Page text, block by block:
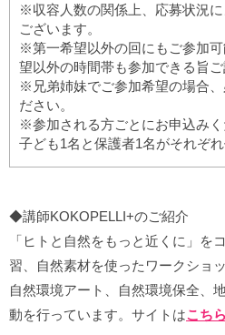
※収容人数の関係上、応募状況
ございます。
※第一希望以外の回にもご参加
望以外の時間帯も参加できる旨ご
※兄弟姉妹でご参加希望の場合
ださい。
※参加される方ごとにお申込み
子ども1名と保護者1名がそれぞ
◆講師KOKOPELLI+のご紹介
「ヒトと自然をもっと近くに」を
習、自然素材を使ったワークショ
自然環境アート、自然環境保全、
動を行っています。サイトはこちら